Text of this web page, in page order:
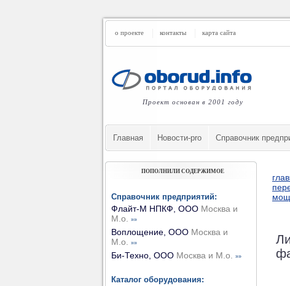
о проекте контакты карта сайта
Проект основан в 2001 году
Главная Новости-pro Cправочник
ПОПОЛНИЛИ СОДЕРЖИМОЕ
Справочник предприятий:
Флайт-М НПКФ, ООО Москва и
М.о.
»»
Воплощение, ООО Москва и
М.о.
»»
Би-Техно, ООО Москва и М.о. »»
Каталог оборудования: